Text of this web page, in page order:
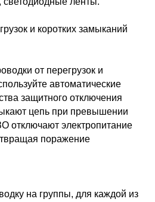
и коротких замыканий
от перегрузок и
автоматические
защитного отключения
цепь при превышении
отключают электропитание
поражение
на группы, для каждой из